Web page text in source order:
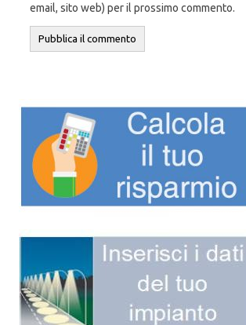
email, sito web) per il prossimo commento.